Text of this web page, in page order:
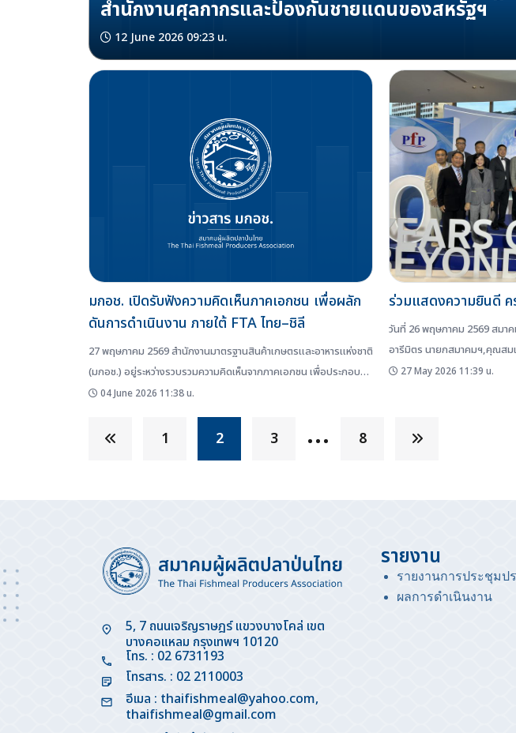
สำนักงานศุลกากรและป้องกันชายแดนของสหรัฐฯ
12 June 2026 09:23 น.
มกอช. เปิดรับฟังความคิดเห็นภาคเอกชน เพื่อผลัก
ดันการดำเนินงาน ภายใต้ FTA ไทย–ชิลี
27 พฤษภาคม 2569 สำนักงานมาตรฐานสินค้าเกษตรและอาหารแห่งชาติ
(มกอช.) อยู่ระหว่างรวบรวมความคิดเห็นจากภาคเอกชน เพื่อประกอบ
การจัดทำประเด็นหารือสำหรับการประชุมคณะกรรมการด้านสุขอนามัย
และสุขอนามัยพืช หรือ Committee on Sanitary and
Phytosanitary Measures (Committee on SPS) ภายใต้ความ
04 June 2026 11:38 น.
ร่วมแสดงความยินดี ค
วันที่ 26 พฤษภาคม 2569 สมา
อารีมิตร นายกสมาคมฯ,คุณส
สมาคมฯ,คุณสงวนศักดิ์ อัครวริ
รอบ 40 ปี PFP ...
27 May 2026 11:39 น.
1 2 3 … 8
5, 7 ถนนเจริญราษฎร์ แขวงบางโคล่ เขต
บางคอแหลม กรุงเทพฯ 10120
โทร. : 02 6731193
โทรสาร. : 02 2110003
อีเมล : thaifishmeal@yahoo.com,
thaifishmeal@gmail.com
รายงาน
รายงานการประชุมป
ผลการดำเนินงาน